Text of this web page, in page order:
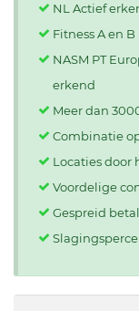
NL Actief
Fitness A en
NASM PT
erkend
Meer dan
Combinatie
Locaties door
Voordelige
Gespreid